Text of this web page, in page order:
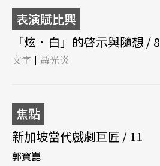
表演賦比興
「炫．白」的啓示與隨想 / 8
文字 | 聶光炎
焦點
新加坡當代戲劇巨匠 / 11
郭寶崑